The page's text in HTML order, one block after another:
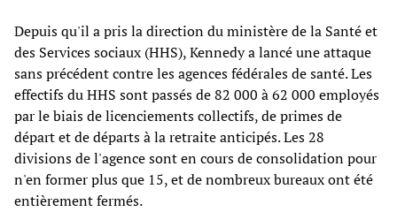
Depuis qu'il a pris la direction du ministère de la Santé et
des Services sociaux (HHS), Kennedy a lancé une attaque
sans précédent contre les agences fédérales de santé. Les
effectifs du HHS sont passés de 82 000 à 62 000 employés
par le biais de licenciements collectifs, de primes de
départ et de départs à la retraite anticipés. Les 28
divisions de l'agence sont en cours de consolidation pour
n'en former plus que 15, et de nombreux bureaux ont été
entièrement fermés.